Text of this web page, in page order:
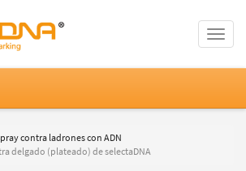
Toggle
contra ladrones con ADN
delgado (plateado) de selectaDNA